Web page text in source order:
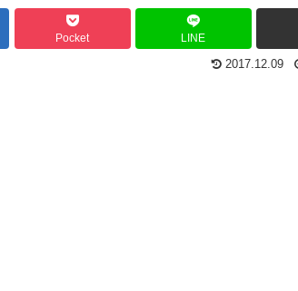
Pocket LINE
2017.12.09